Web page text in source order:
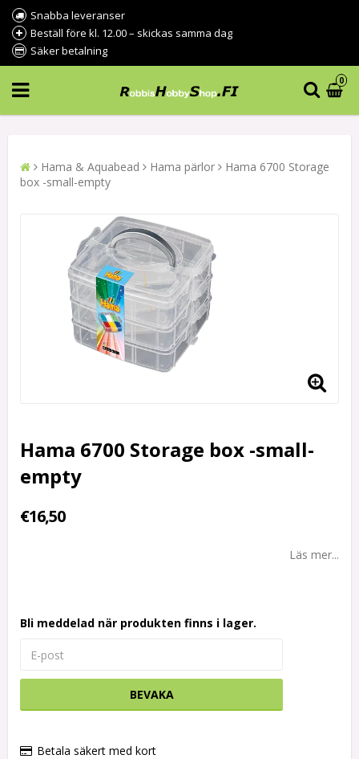
Snabba leveranser
Beställ före kl. 12.00 – skickas samma dag
Säker betalning
0
Hama & Aquabead Hama pärlor
Hama 6700 Storage
box -small-empty
Hama 6700 Storage box -small-
empty
€16,50
Läs mer...
Bli meddelad när produkten finns i lager.
BEVAKA
Betala säkert med kort